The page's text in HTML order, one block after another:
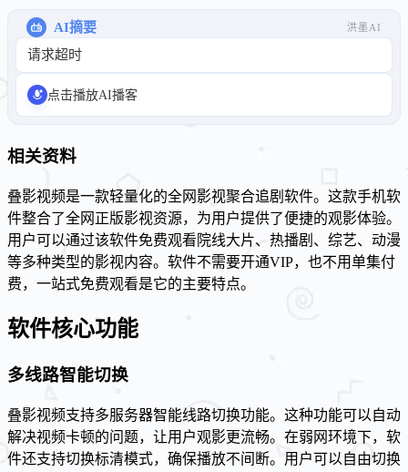
AI摘要 洪墨AI
请求超时
点击播放AI播客
相关资料
叠影视频是一款轻量化的全网影视聚合追剧软件。这款手机软
件整合了全网正版影视资源，为用户提供了便捷的观影体验。
用户可以通过该软件免费观看院线大片、热播剧、综艺、动漫
等多种类型的影视内容。软件不需要开通VIP，也不用单集付
费，一站式免费观看是它的主要特点。
软件核心功能
多线路智能切换
叠影视频支持多服务器智能线路切换功能。这种功能可以自动
解决视频卡顿的问题，让用户观影更流畅。在弱网环境下，软
件还支持切换标清模式，确保播放不间断。用户可以自由切换